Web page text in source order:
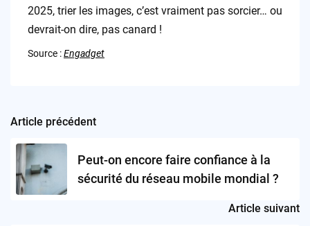
2025, trier les images, c’est vraiment pas sorcier… ou
devrait-on dire, pas canard !
Source :Engadget
Post
navigation
Article précédent
Peut-on encore faire confiance à la
sécurité du réseau mobile mondial ?
Article suivant